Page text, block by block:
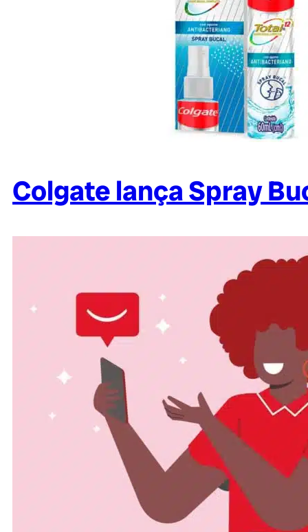
Colgate lança Spray